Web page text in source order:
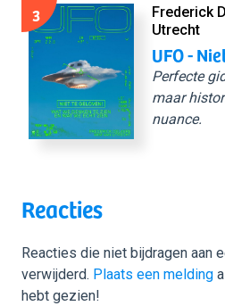
3
Frederick
Utrecht
UFO -
Perfecte
maar
nuance.
Reacties
Reacties die niet bijdragen aan
verwijderd. Plaats een melding
hebt gezien!